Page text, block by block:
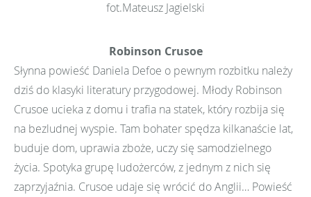
fot.Mateusz Jagielski
Robinson Crusoe
Słynna powieść Daniela Defoe o pewnym rozbitku należy
dziś do klasyki literatury przygodowej. Młody Robinson
Crusoe ucieka z domu i trafia na statek, który rozbija się
na bezludnej wyspie. Tam bohater spędza kilkanaście lat,
buduje dom, uprawia zboże, uczy się samodzielnego
życia. Spotyka grupę ludożerców, z jednym z nich się
zaprzyjaźnia. Crusoe udaje się wrócić do Anglii… Powieść